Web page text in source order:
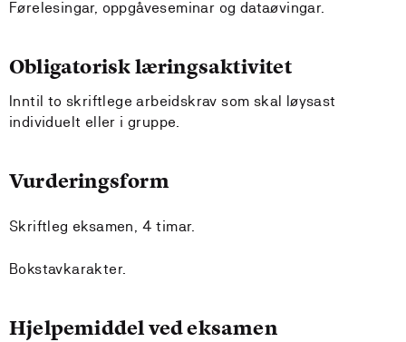
Førelesingar, oppgåveseminar og dataøvingar.
Obligatorisk læringsaktivitet
Inntil to skriftlege arbeidskrav som skal løysast
individuelt eller i gruppe.
Vurderingsform
Skriftleg eksamen, 4 timar.
Bokstavkarakter.
Hjelpemiddel ved eksamen